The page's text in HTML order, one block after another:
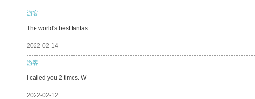
游客
The world's best fantas
2022-02-14
游客
I called you 2 times. W
2022-02-12